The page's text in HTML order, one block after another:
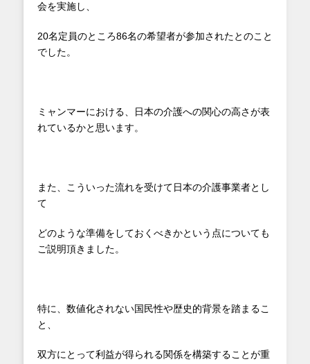
会を実施し、
20名定員のところ86名の希望者が参加されたとのこと
でした。
ミャンマーにおける、日本の介護への関心の高さが表
れているかと思います。
また、こういった流れを受けて日本の介護事業者とし
て
どのような準備をしておくべきかという点についても
ご説明頂きました。
特に、数値化されない国民性や歴史的背景を踏まるこ
と、
双方にとって利益が得られる関係を構築することが重